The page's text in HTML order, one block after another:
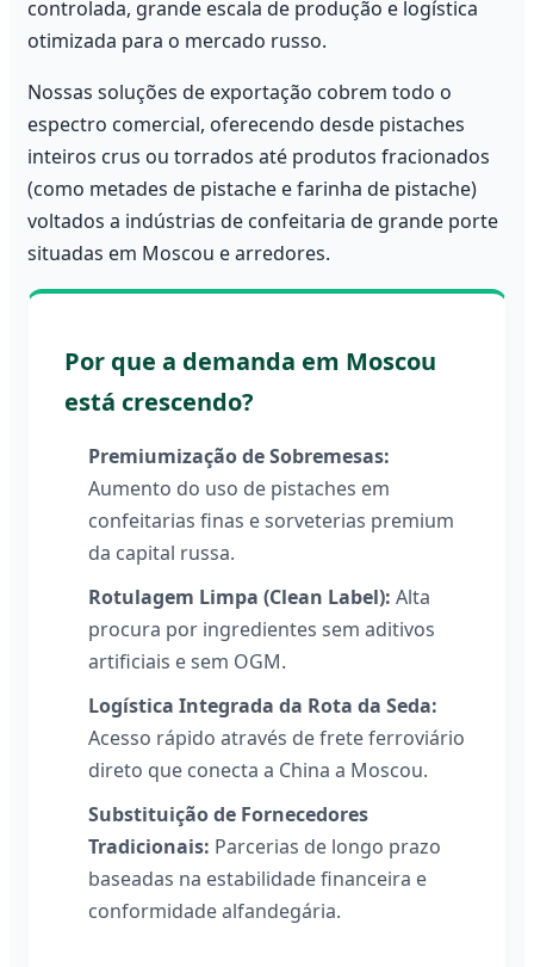
controlada, grande escala de produção e logística
otimizada para o mercado russo.
Nossas soluções de exportação cobrem todo o
espectro comercial, oferecendo desde pistaches
inteiros crus ou torrados até produtos fracionados
(como metades de pistache e farinha de pistache)
voltados a indústrias de confeitaria de grande porte
situadas em Moscou e arredores.
Por que a demanda em Moscou
está crescendo?
Premiumização de Sobremesas:
Aumento do uso de pistaches em
confeitarias finas e sorveterias premium
da capital russa.
Rotulagem Limpa (Clean Label): Alta
procura por ingredientes sem aditivos
artificiais e sem OGM.
Logística Integrada da Rota da Seda:
Acesso rápido através de frete ferroviário
direto que conecta a China a Moscou.
Substituição de Fornecedores
Tradicionais: Parcerias de longo prazo
baseadas na estabilidade financeira e
conformidade alfandegária.